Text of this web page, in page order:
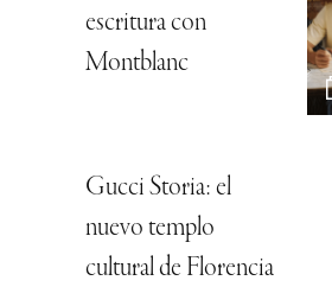
escritura con
Montblanc
Gucci Storia: el
nuevo templo
cultural de Florencia